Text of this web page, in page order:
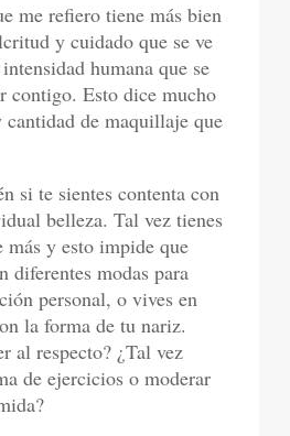
me refiero tiene más bien
y cuidado que se ve
humana que se
contigo. Esto dice mucho
cantidad de maquillaje que
si te sientes contenta con
belleza. Tal vez tienes
y esto impide que
diferentes modas para
personal, o vives en
la forma de tu nariz.
al respecto? ¿Tal vez
de ejercicios o moderar